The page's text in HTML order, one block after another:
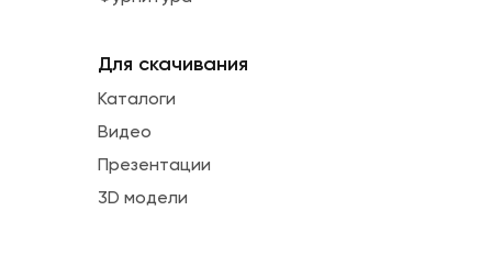
Для скачивания
Каталоги
Видео
Презентации
3D модели